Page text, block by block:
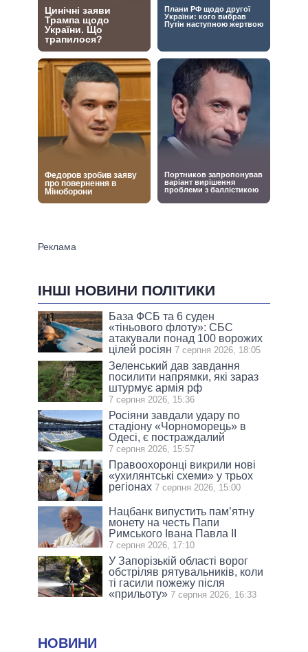
ІНШІ НОВИНИ ПОЛІТИКИ
База ФСБ та 6 суден
«тіньового флоту»: СБС
атакували понад 100 ворожих
цілей росіян 7 серпня 2026, 18:05
Зеленський дав завдання
посилити напрямки, які зараз
штурмує армія рф
7 серпня 2026, 15:36
Росіяни завдали удару по
стадіону «Чорноморець» в
Одесі, є постраждалий
7 серпня 2026, 15:57
Правоохоронці викрили нові
«ухилянтські схеми» у трьох
регіонах 7 серпня 2026, 15:00
Нацбанк випустить пам’ятну
монету на честь Папи
Римського Івана Павла II
7 серпня 2026, 17:10
У Запорізькій області ворог
обстріляв рятувальників, коли
ті гасили пожежу після
«прильоту» 7 серпня 2026, 16:33
НОВИНИ